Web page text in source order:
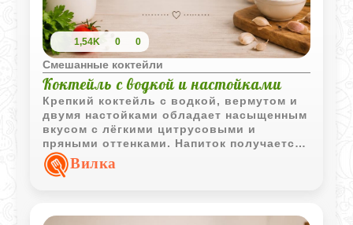
1,54K 0 0
Смешанные коктейли
Коктейль с водкой и настойками
Крепкий коктейль с водкой, вермутом и
двумя настойками обладает насыщенным
вкусом с лёгкими цитрусовыми и
пряными оттенками. Напиток получается
выразительным и хорошо охлаждённым.
Вилка